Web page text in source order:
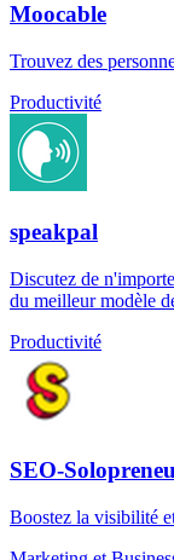
Moocable
Trouvez des
Productivité
speakpal
Discutez de
du meilleur modèle
Productivité
SEO-
Boostez la visibilité